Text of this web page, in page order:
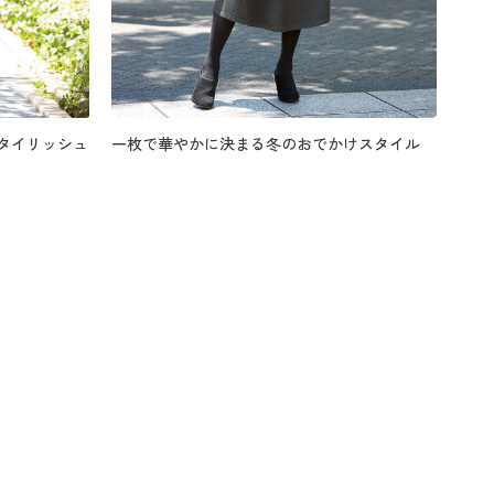
イリッシュ 一枚で華やかに決まる冬のおでかけスタイル